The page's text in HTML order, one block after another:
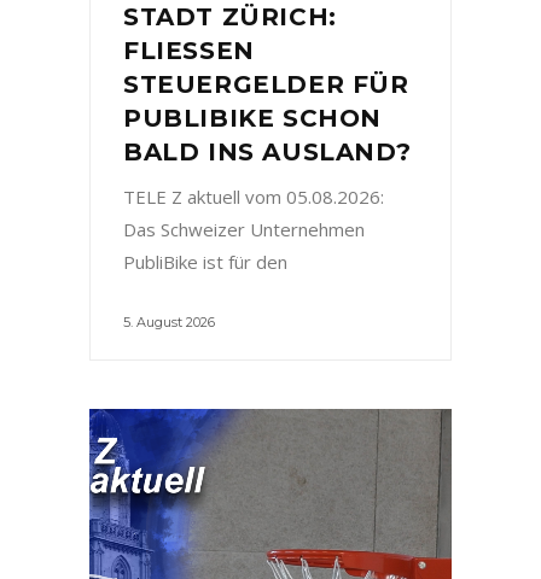
STADT ZÜRICH:
FLIESSEN
STEUERGELDER FÜR
PUBLIBIKE SCHON
BALD INS AUSLAND?
TELE Z aktuell vom 05.08.2026:
Das Schweizer Unternehmen
PubliBike ist für den
5. August 2026